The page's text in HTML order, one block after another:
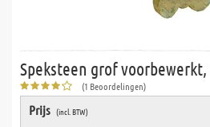
Speksteen grof
(1 Beoordelingen)
Prijs (incl. BTW)